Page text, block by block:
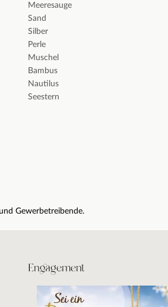
Meeresauge
Sand
Silber
Perle
Muschel
Bambus
Nautilus
Seestern
Gewerbetreibende.
Engagement